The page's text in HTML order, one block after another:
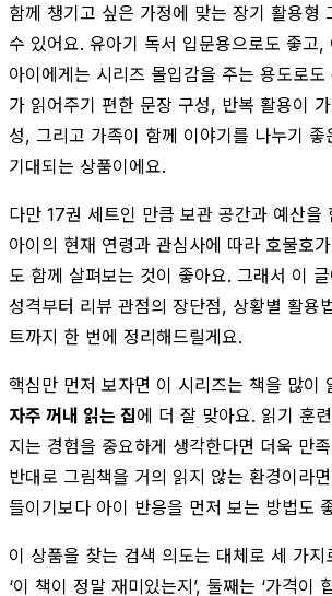
함께 챙기고 싶은 가정에 맞는 장기 활용형
수 있어요. 유아기 독서 입문용으로도 좋고,
아이에게는 시리즈 몰입감을 주는 용도로도
가 읽어주기 편한 문장 구성, 반복 활용이
성, 그리고 가족이 함께 이야기를 나누기 좋
기대되는 상품이에요.
다만 17권 세트인 만큼 보관 공간과 예산을
아이의 현재 연령과 관심사에 따라 호불호
도 함께 살펴보는 것이 좋아요. 그래서 이
성격부터 리뷰 관점의 장단점, 상황별 활용
트까지 한 번에 정리해드릴게요.
핵심만 먼저 보자면 이 시리즈는 책을 많이
자주 꺼내 읽는 집에 더 잘 맞아요. 읽기 훈
지는 경험을 중요하게 생각한다면 더욱 만
반대로 그림책을 거의 읽지 않는 환경이라
들이기보다 아이 반응을 먼저 보는 방법도
이 상품을 찾는 검색 의도는 대체로 세 가지
‘이 책이 정말 재미있는지’, 둘째는 ‘가격이